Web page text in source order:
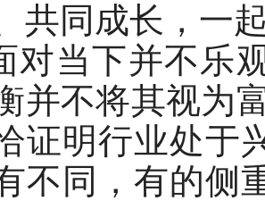
共同成长，一
对当下并不乐
并不将其视为
证明行业处于
不同，有的侧